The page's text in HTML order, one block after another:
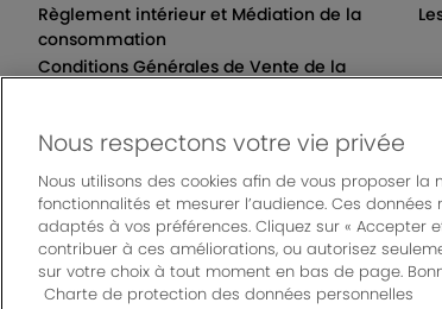
Règlement intérieur et Médiation de la
consommation
Conditions Générales de Vente de la
©
Mentions légales|Règlement général
Nous respectons votre vie privée
Nous utilisons des cookies afin de vous proposer
fonctionnalités et mesurer l’audience. Ces
adaptés à vos préférences. Cliquez sur « Accepter
contribuer à ces améliorations, ou autorisez
sur votre choix à tout moment en bas de page.
Charte de protection des données personnelles